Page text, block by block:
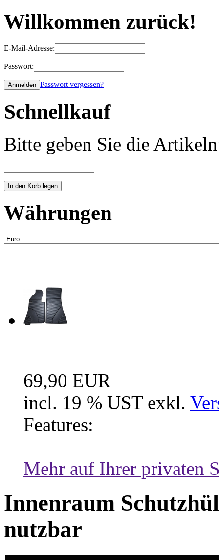
Willkommen zurück!
E-Mail-Adresse:
Passwort:
Passwort vergessen?
Schnellkauf
Bitte geben Sie die
Währungen
69,90 EUR
incl. 19 % UST exkl.
Features:
Mehr auf Ihrer privaten
Innenraum
nutzbar